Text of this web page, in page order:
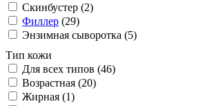
Скинбустер (2)
Филлер (29)
Энзимная сыворотка (5)
Тип кожи
Для всех типов (46)
Возрастная (20)
Жирная (1)